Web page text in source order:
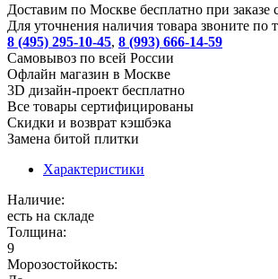
Доставим по Москве бесплатно при
Для уточнения наличия товара звоните по
8 (495) 295-10-45, 8 (993) 666-14-59
Cамовывоз по всей России
Офлайн магазин в Москве
3D дизайн-проект бесплатно
Все товары сертифицированы
Скидки и возврат кэшбэка
Замена битой плитки
Характеристики
Наличие:
есть на складе
Толщина:
9
Морозостойкость: